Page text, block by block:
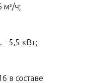
м³/ч;
- 5,5 кВт;
в составе